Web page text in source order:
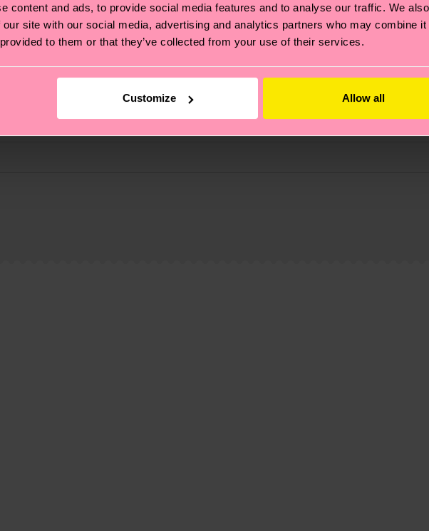
content and ads, to provide social media features and to analyse our traffic. We
site with our social media, advertising and analytics partners who may combine it
to them or that they’ve collected from your use of their services.
Customize Allow all
si ferma alla qualità o alle certificazioni, ma include filiere etiche, meno